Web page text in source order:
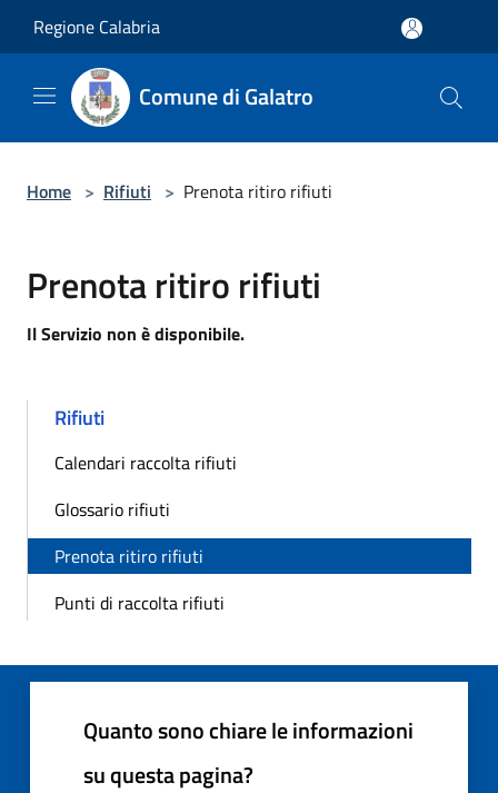
Regione Calabria
Comune di Galatro
Home > Rifiuti > Prenota ritiro rifiuti
Prenota ritiro rifiuti
Il Servizio non è disponibile.
Rifiuti
Calendari raccolta rifiuti
Glossario rifiuti
Prenota ritiro rifiuti
Punti di raccolta rifiuti
Quanto sono chiare le informazioni
su questa pagina?